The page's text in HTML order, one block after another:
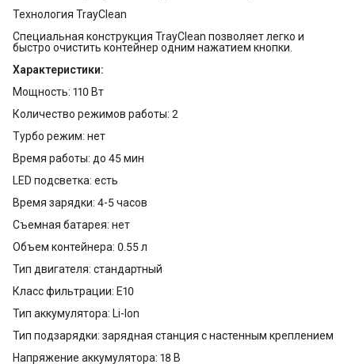
Технология TrayClean
Специальная конструкция TrayClean позволяет легко и
быстро очистить контейнер одним нажатием кнопки.
Характеристики:
Мощность: 110 Вт
Количество режимов работы: 2
Турбо режим: нет
Время работы: до 45 мин
LED подсветка: есть
Время зарядки: 4-5 часов
Съемная батарея: нет
Объем контейнера: 0.55 л
Тип двигателя: стандартный
Класс фильтрации: E10
Тип аккумулятора: Li-Ion
Тип подзарядки: зарядная станция с настенным креплением
Напряжение аккумулятора: 18 В